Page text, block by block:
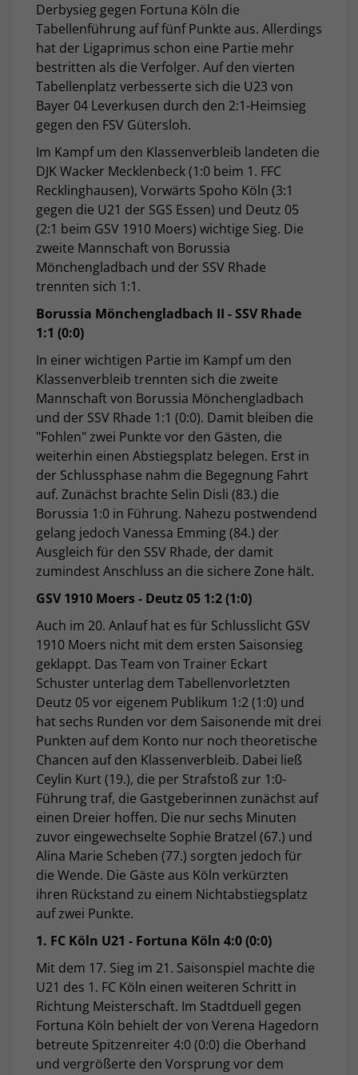
Derbysieg gegen Fortuna Köln die
Tabellenführung auf fünf Punkte aus. Allerdings
hat der Ligaprimus schon eine Partie mehr
bestritten als die Verfolger. Auf den vierten
Tabellenplatz verbesserte sich die U23 von
Bayer 04 Leverkusen durch den 2:1-Heimsieg
gegen den FSV Gütersloh.
Im Kampf um den Klassenverbleib landeten die
DJK Wacker Mecklenbeck (1:0 beim 1. FFC
Recklinghausen), Vorwärts Spoho Köln (3:1
gegen die U21 der SGS Essen) und Deutz 05
(2:1 beim GSV 1910 Moers) wichtige Sieg. Die
zweite Mannschaft von Borussia
Mönchengladbach und der SSV Rhade
trennten sich 1:1.
Borussia Mönchengladbach II - SSV Rhade
1:1 (0:0)
In einer wichtigen Partie im Kampf um den
Klassenverbleib trennten sich die zweite
Mannschaft von Borussia Mönchengladbach
und der SSV Rhade 1:1 (0:0). Damit bleiben die
"Fohlen" zwei Punkte vor den Gästen, die
weiterhin einen Abstiegsplatz belegen. Erst in
der Schlussphase nahm die Begegnung Fahrt
auf. Zunächst brachte Selin Disli (83.) die
Borussia 1:0 in Führung. Nahezu postwendend
gelang jedoch Vanessa Emming (84.) der
Ausgleich für den SSV Rhade, der damit
zumindest Anschluss an die sichere Zone hält.
GSV 1910 Moers - Deutz 05 1:2 (1:0)
Auch im 20. Anlauf hat es für Schlusslicht GSV
1910 Moers nicht mit dem ersten Saisonsieg
geklappt. Das Team von Trainer Eckart
Schuster unterlag dem Tabellenvorletzten
Deutz 05 vor eigenem Publikum 1:2 (1:0) und
hat sechs Runden vor dem Saisonende mit drei
Punkten auf dem Konto nur noch theoretische
Chancen auf den Klassenverbleib. Dabei ließ
Ceylin Kurt (19.), die per Strafstoß zur 1:0-
Führung traf, die Gastgeberinnen zunächst auf
einen Dreier hoffen. Die nur sechs Minuten
zuvor eingewechselte Sophie Bratzel (67.) und
Alina Marie Scheben (77.) sorgten jedoch für
die Wende. Die Gäste aus Köln verkürzten
ihren Rückstand zu einem Nichtabstiegsplatz
auf zwei Punkte.
1. FC Köln U21 - Fortuna Köln 4:0 (0:0)
Mit dem 17. Sieg im 21. Saisonspiel machte die
U21 des 1. FC Köln einen weiteren Schritt in
Richtung Meisterschaft. Im Stadtduell gegen
Fortuna Köln behielt der von Verena Hagedorn
betreute Spitzenreiter 4:0 (0:0) die Oberhand
und vergrößerte den Vorsprung vor dem